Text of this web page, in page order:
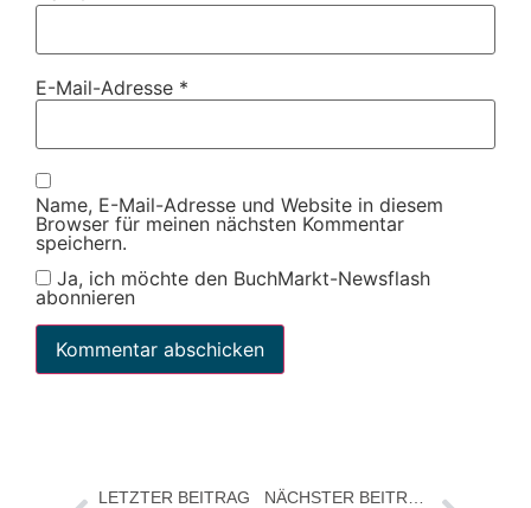
E-Mail-Adresse *
Name, E-Mail-Adresse und Website in diesem
Browser für meinen nächsten Kommentar
speichern.
Ja, ich möchte den BuchMarkt-Newsflash
abonnieren
LETZTER BEITRAG